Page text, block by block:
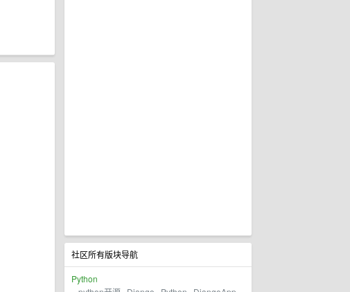
社区所有版块导航
Python